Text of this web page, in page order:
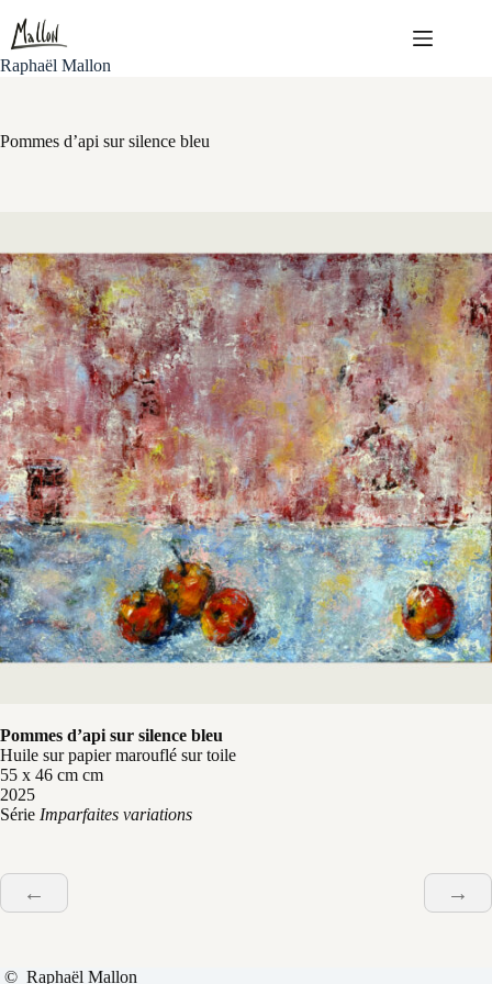
contenu
Raphaël Mallon
Pommes d’api sur silence bleu
Pommes d’api sur silence bleu
Huile sur papier marouflé sur toile
55 x 46 cm cm
2025
Série Imparfaites variations
← →
© Raphaël Mallon